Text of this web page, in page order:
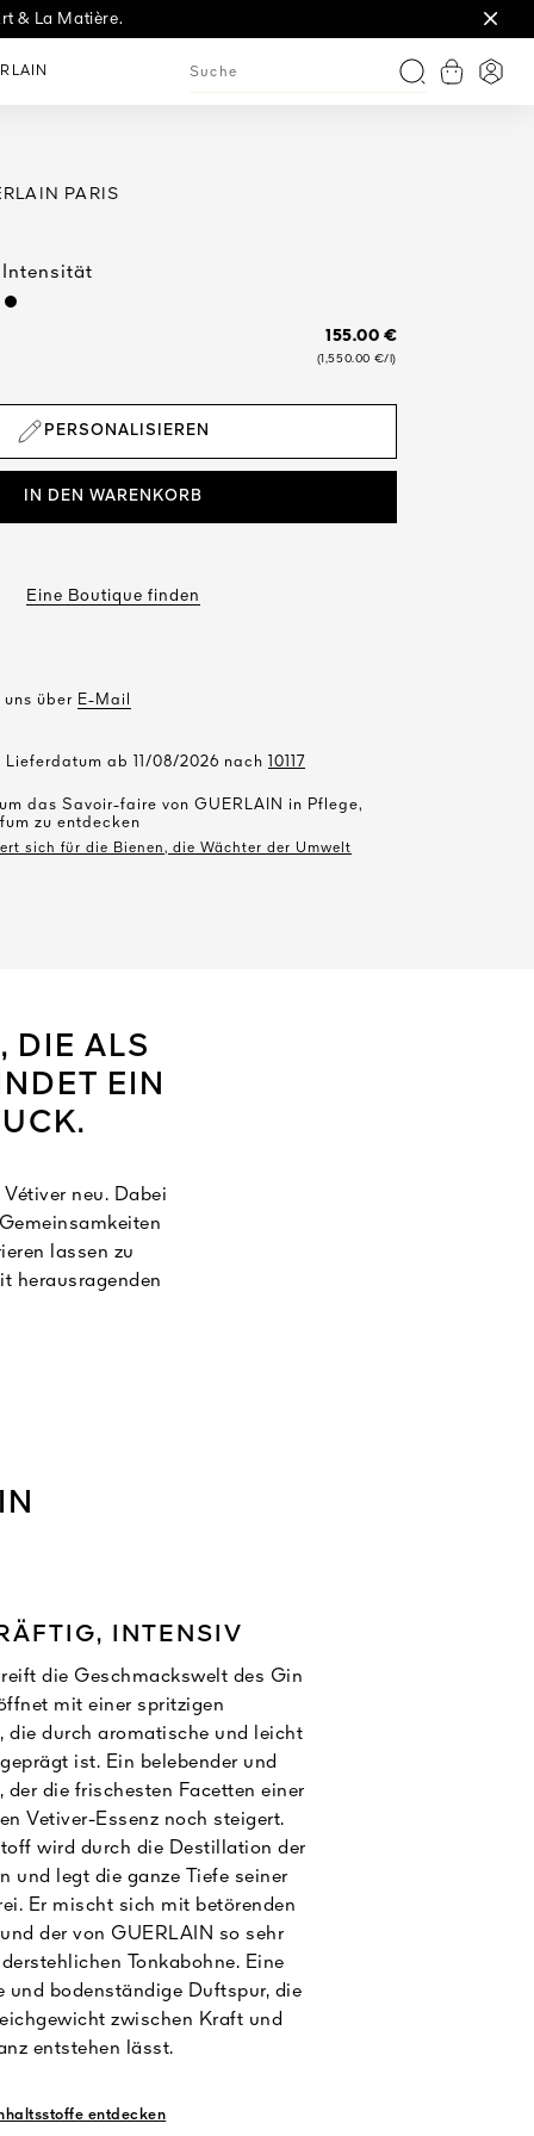
& La Matière.
Suche
PARIS
Intensität
155.00 €
(1,550.00 €/l)
PERSONALISIEREN
IN DEN WARENKORB
Eine Boutique finden
über E-Mail
ab 11/08/2026 nach 10117
das Savoir-faire von GUERLAIN in Pflege,
zu entdecken
sich für die Bienen, die Wächter der Umwelt
DIE ALS
EIN
neu. Dabei
lassen zu
herausragenden
INTENSIV
die Geschmackswelt des Gin
mit einer spritzigen
die durch aromatische und leicht
ist. Ein belebender und
der die frischesten Facetten einer
Vetiver-Essenz noch steigert.
wird durch die Destillation der
und legt die ganze Tiefe seiner
Er mischt sich mit betörenden
der von GUERLAIN so sehr
Tonkabohne. Eine
und bodenständige Duftspur, die
zwischen Kraft und
entstehen lässt.
entdecken